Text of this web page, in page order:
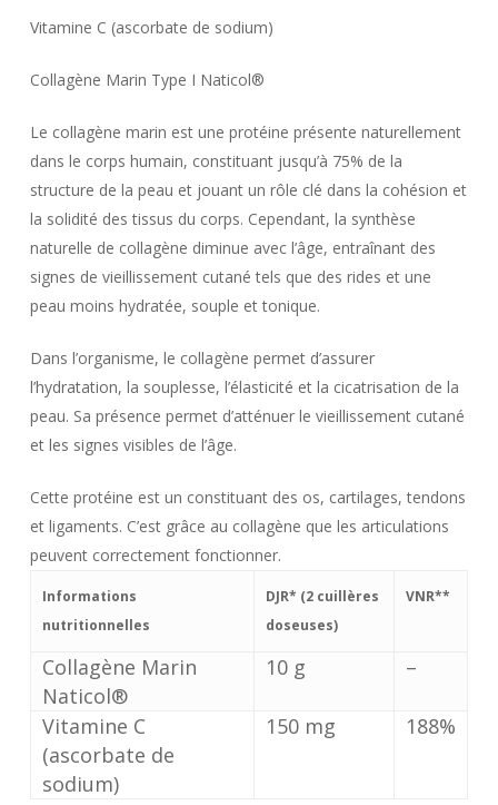
Vitamine C (ascorbate de sodium)
Collagène Marin Type I Naticol®
Le collagène marin est une protéine présente naturellement
dans le corps humain, constituant jusqu’à 75% de la
structure de la peau et jouant un rôle clé dans la cohésion et
la solidité des tissus du corps. Cependant, la synthèse
naturelle de collagène diminue avec l’âge, entraînant des
signes de vieillissement cutané tels que des rides et une
peau moins hydratée, souple et tonique.
Dans l’organisme, le collagène permet d’assurer
l’hydratation, la souplesse, l’élasticité et la cicatrisation de la
peau. Sa présence permet d’atténuer le vieillissement cutané
et les signes visibles de l’âge.
Cette protéine est un constituant des os, cartilages, tendons
et ligaments. C’est grâce au collagène que les articulations
peuvent correctement fonctionner.
Informations
nutritionnelles
DJR* (2 cuillères
doseuses)
VNR**
Collagène Marin
Naticol®
10 g –
Vitamine C
(ascorbate de
sodium)
150 mg 188%